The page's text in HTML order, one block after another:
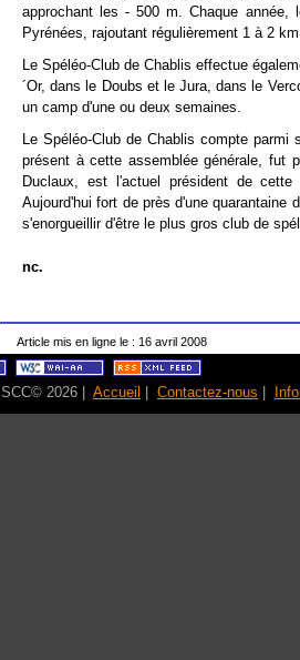
approchant les - 500 m. Chaque
Pyrénées, rajoutant régulièrement 1 à 2
Le Spéléo-Club de Chablis effectue
´Or, dans le Doubs et le Jura, dans le
un camp d'une ou deux semaines.
Le Spéléo-Club de Chablis compte
présent à cette assemblée générale, fut
Duclaux, est l'actuel président de
Aujourd'hui fort de près d'une quarantaine
s'enorgueillir d'être le plus gros club de
nc.
Article mis en ligne le : 16 avril 2008
SCC© 2026 | Accueil Contactez-nous